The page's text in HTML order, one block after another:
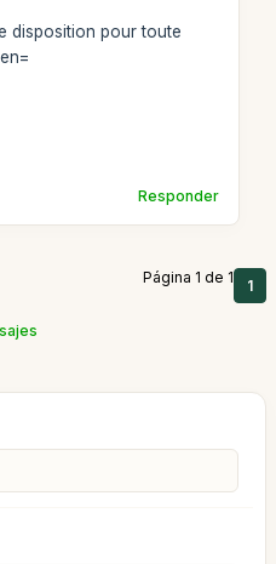
disposition pour toute
Responder
Página 1 de 1 1